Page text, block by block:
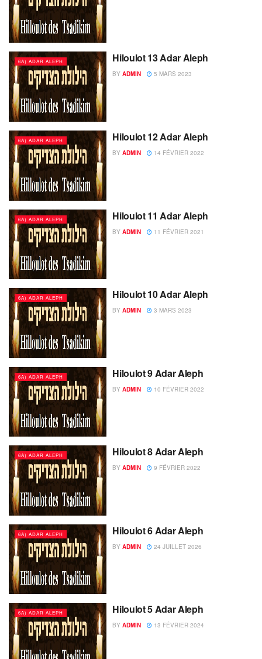
6A) ADAR ALEPH Hiloulot 13 Adar Aleph
BY ADMIN 5 MARS 2023
6A) ADAR ALEPH Hiloulot 12 Adar Aleph
BY ADMIN 14 FÉVRIER 2022
6A) ADAR ALEPH Hiloulot 11 Adar Aleph
BY ADMIN 11 FÉVRIER 2021
6A) ADAR ALEPH Hiloulot 10 Adar Aleph
BY ADMIN 3 MARS 2023
6A) ADAR ALEPH Hiloulot 9 Adar Aleph
BY ADMIN 10 FÉVRIER 2022
6A) ADAR ALEPH Hiloulot 8 Adar Aleph
BY ADMIN 9 FÉVRIER 2022
6A) ADAR ALEPH Hiloulot 6 Adar Aleph
BY ADMIN 24 JUILLET 2026
6A) ADAR ALEPH Hiloulot 5 Adar Aleph
BY ADMIN 13 FÉVRIER 2024